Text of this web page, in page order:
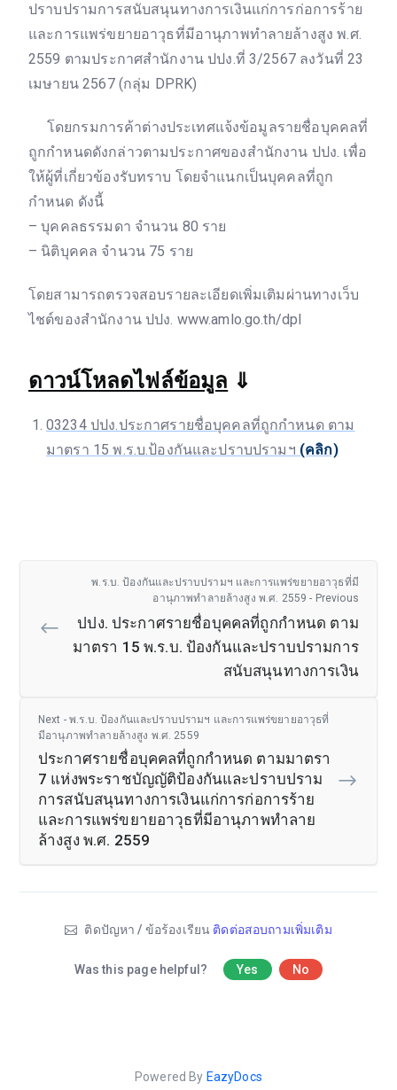
ปราบปรามการสนับสนุนทางการเงินแก่การก่อการร้าย
และการแพร่ขยายอาวุธที่มีอานุภาพทำลายล้างสูง พ.ศ.
2559 ตามประกาศสำนักงาน ปปง.ที่ 3/2567 ลงวันที่ 23
เมษายน 2567 (กลุ่ม DPRK)
โดยกรมการค้าต่างประเทศแจ้งข้อมูลรายชื่อบุคคลที่
ถูกกำหนดดังกล่าวตามประกาศของสำนักงาน ปปง. เพื่อ
ให้ผู้ที่เกี่ยวข้องรับทราบ โดยจำแนกเป็นบุคคลที่ถูก
กำหนด ดังนี้
– บุคคลธรรมดา จำนวน 80 ราย
– นิติบุคคล จำนวน 75 ราย
โดยสามารถตรวจสอบรายละเอียดเพิ่มเติมผ่านทางเว็บ
ไชต์ของสำนักงาน ปปง. www.amlo.go.th/dpl
ดาวน์โหลดไฟล์ข้อมูล ⇓
03234 ปปง.ประกาศรายชื่อบุคคลที่ถูกกำหนด ตาม
มาตรา 15 พ.ร.บ.ป้องกันและปราบปรามฯ (คลิก)
พ.ร.บ. ป้องกันและปราบปรามฯ และการแพร่ขยายอาวุธที่มี
อานุภาพทำลายล้างสูง พ.ศ. 2559 - Previous
ปปง. ประกาศรายชื่อบุคคลที่ถูกกำหนด ตาม
มาตรา 15 พ.ร.บ. ป้องกันและปราบปรามการ
สนับสนุนทางการเงิน
Next - พ.ร.บ. ป้องกันและปราบปรามฯ และการแพร่ขยายอาวุธที่
มีอานุภาพทำลายล้างสูง พ.ศ. 2559
ประกาศรายชื่อบุคคลที่ถูกกำหนด ตามมาตรา
7 แห่งพระราชบัญญัติป้องกันและปราบปราม
การสนับสนุนทางการเงินแก่การก่อการร้าย
และการแพร่ขยายอาวุธที่มีอานุภาพทำลาย
ล้างสูง พ.ศ. 2559
ติดปัญหา / ข้อร้องเรียน ติดต่อสอบถามเพิ่มเติม
Was this page helpful? Yes No
Powered By EazyDocs